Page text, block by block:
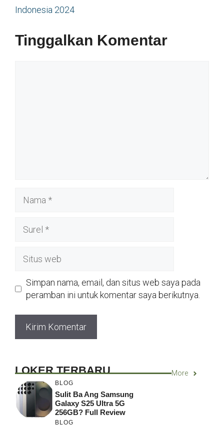
Indonesia 2024
Tinggalkan Komentar
web
Simpan nama, email, dan situs web saya pada
peramban ini untuk komentar saya berikutnya.
LOKER TERBARU More
BLOG
Sulit Ba Ang Samsung
Galaxy S25 Ultra 5G
256GB? Full Review
BLOG